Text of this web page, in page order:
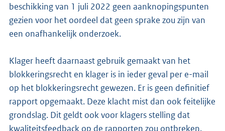
beschikking van 1 juli 2022 geen aanknopingspunten
gezien voor het oordeel dat geen sprake zou zijn van
een onafhankelijk onderzoek.
Klager heeft daarnaast gebruik gemaakt van het
blokkeringsrecht en klager is in ieder geval per e-mail
op het blokkeringsrecht gewezen. Er is geen definitief
rapport opgemaakt. Deze klacht mist dan ook feitelijke
grondslag. Dit geldt ook voor klagers stelling dat
kwaliteitsfeedback op de rapporten zou ontbreken.